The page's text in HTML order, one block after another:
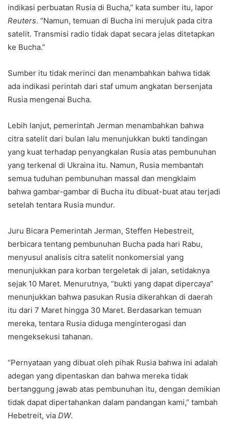
indikasi perbuatan Rusia di Bucha,” kata sumber itu, lapor
Reuters. “Namun, temuan di Bucha ini merujuk pada citra
satelit. Transmisi radio tidak dapat secara jelas ditetapkan
ke Bucha.”
Sumber itu tidak merinci dan menambahkan bahwa tidak
ada indikasi perintah dari staf umum angkatan bersenjata
Rusia mengenai Bucha.
Lebih lanjut, pemerintah Jerman menambahkan bahwa
citra satelit dari bulan lalu menunjukkan bukti tandingan
yang kuat terhadap penyangkalan Rusia atas pembunuhan
yang terkenal di Ukraina itu. Namun, Rusia membantah
semua tuduhan pembunuhan massal dan mengklaim
bahwa gambar-gambar di Bucha itu dibuat-buat atau terjadi
setelah tentara Rusia mundur.
Juru Bicara Pemerintah Jerman, Steffen Hebestreit,
berbicara tentang pembunuhan Bucha pada hari Rabu,
menyusul analisis citra satelit nonkomersial yang
menunjukkan para korban tergeletak di jalan, setidaknya
sejak 10 Maret. Menurutnya, “bukti yang dapat dipercaya”
menunjukkan bahwa pasukan Rusia dikerahkan di daerah
itu dari 7 Maret hingga 30 Maret. Berdasarkan temuan
mereka, tentara Rusia diduga menginterogasi dan
mengeksekusi tahanan.
“Pernyataan yang dibuat oleh pihak Rusia bahwa ini adalah
adegan yang dipentaskan dan bahwa mereka tidak
bertanggung jawab atas pembunuhan itu, dengan demikian
tidak dapat dipertahankan dalam pandangan kami,” tambah
Hebetreit, via DW.